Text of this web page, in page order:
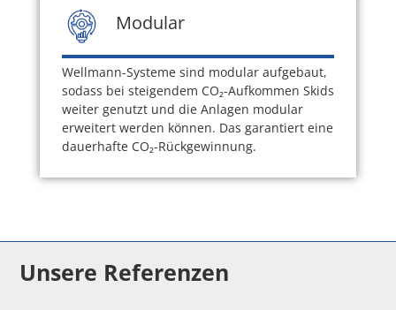
Modular
Wellmann-Systeme sind modular aufgebaut,
sodass bei steigendem CO₂-Aufkommen Skids
weiter genutzt und die Anlagen modular
erweitert werden können. Das garantiert eine
dauerhafte CO₂-Rückgewinnung.
Unsere Referenzen